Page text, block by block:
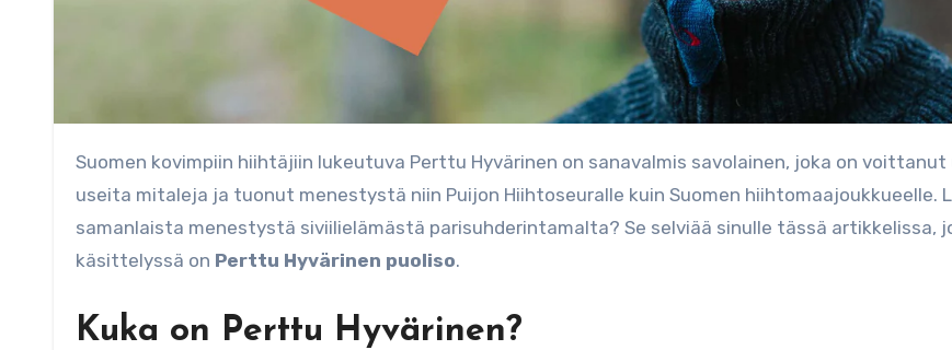
Suomen kovimpiin hiihtäjiin lukeutuva Perttu Hyvärinen on sanavalmis savolainen, joka on voittanut urallaan
useita mitaleja ja tuonut menestystä niin Puijon Hiihtoseuralle kuin Suomen hiihtomaajoukkueelle.
samanlaista menestystä siviilielämästä parisuhderintamalta? Se selviää sinulle tässä artikkelissa,
käsittelyssä on Perttu Hyvärinen puoliso.
Kuka on Perttu Hyvärinen?